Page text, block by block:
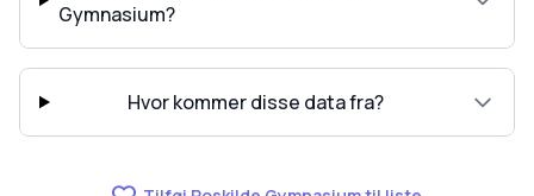
Gymnasium?
Hvor kommer disse data fra?